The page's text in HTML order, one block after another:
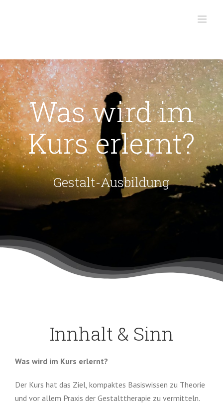
Was wird im
Kurs erlernt?
Gestalt-Ausbildung
Innhalt & Sinn
Was wird im Kurs erlernt?
Der Kurs hat das Ziel, kompaktes Basiswissen zu Theorie
und vor allem Praxis der Gestalttherapie zu vermitteln.